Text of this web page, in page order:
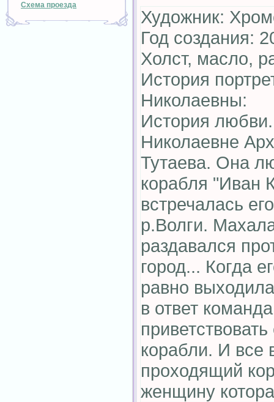
Схема проезда
Художник:
Год создания:
Холст, масло,
История
Николаевны:
История
Николаевне
Тутаева. Она
корабля "Иван
встречалась
р.Волги.
раздавался
город... Когда
равно
в ответ
корабли. И все
проходящий
женщину